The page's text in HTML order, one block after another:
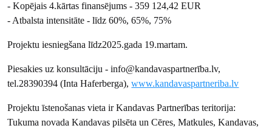
- Kopējais 4.kārtas finansējums - 359 124,42 EUR
- Atbalsta intensitāte - līdz 60%, 65%, 75%
Projektu iesniegšana līdz2025.gada 19.martam.
Piesakies uz konsultāciju - info@kandavaspartnerība.lv,
tel.28390394 (Inta Haferberga),www.kandavaspartneriba.lv
Projektu īstenošanas vieta ir Kandavas Partnerības teritorija:
Tukuma novada Kandavas pilsēta un Cēres, Matkules, Kandavas,